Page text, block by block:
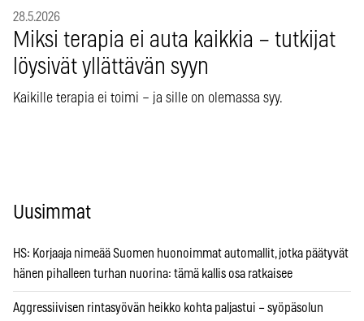
28.5.2026
Miksi terapia ei auta kaikkia – tutkijat
löysivät yllättävän syyn
Kaikille terapia ei toimi – ja sille on olemassa syy.
Uusimmat
HS: Korjaaja nimeää Suomen huonoimmat automallit, jotka päätyvät
hänen pihalleen turhan nuorina: tämä kallis osa ratkaisee
Aggressiivisen rintasyövän heikko kohta paljastui – syöpäsolun